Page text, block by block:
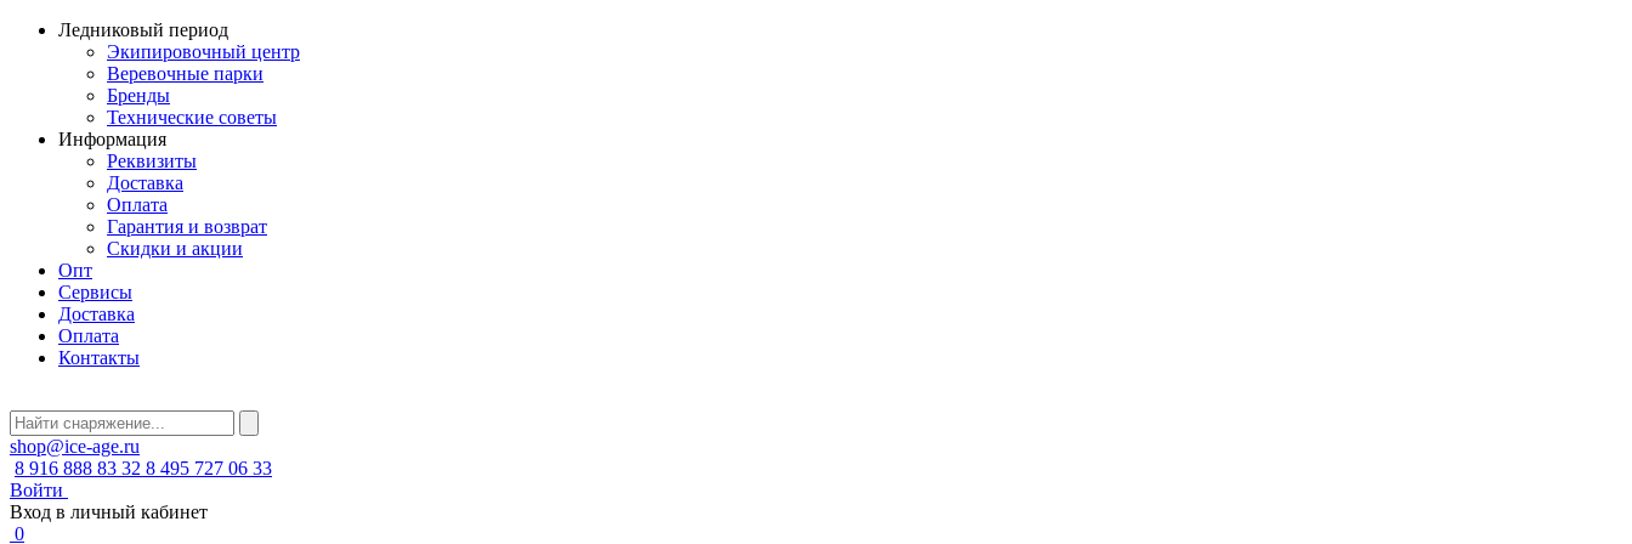
Ледниковый период
Экипировочный центр
Веревочные парки
Бренды
Технические советы
Информация
Реквизиты
Доставка
Оплата
Гарантия и возврат
Скидки и акции
Опт
Сервисы
Доставка
Оплата
Контакты
shop@ice-age.ru
8 916 888 83 32 8 495 727 06 33
Войти
Вход в личный кабинет
0